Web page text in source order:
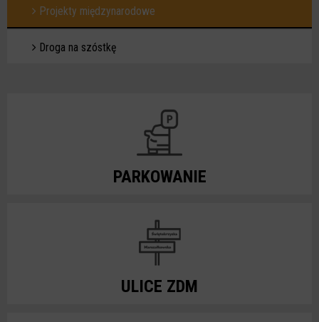
Projekty międzynarodowe
Droga na szóstkę
PARKOWANIE
ULICE ZDM